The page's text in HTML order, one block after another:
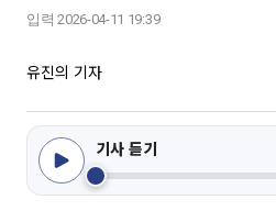
입력 2026-04-11 19:39
유진의 기자
기사 듣기